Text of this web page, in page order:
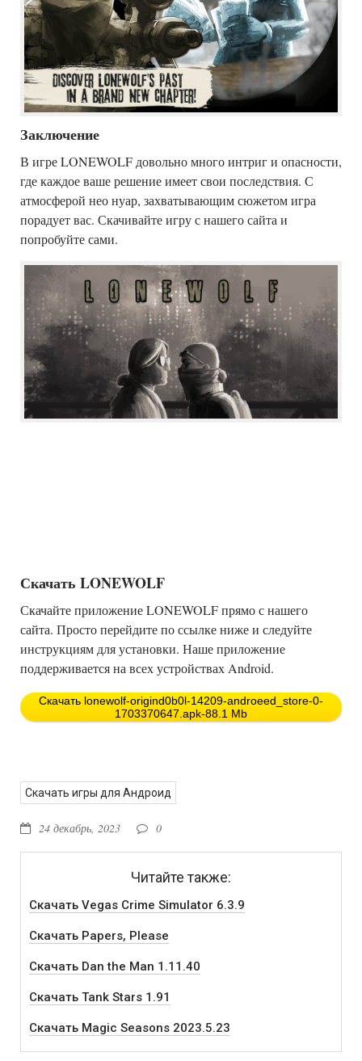
Заключение
В игре LONEWOLF довольно много интриг и опасности,
где каждое ваше решение имеет свои последствия. С
атмосферой нео нуар, захватывающим сюжетом игра
порадует вас. Скачивайте игру с нашего сайта и
попробуйте сами.
Скачать LONEWOLF
Скачайте приложение LONEWOLF прямо с нашего
сайта. Просто перейдите по ссылке ниже и следуйте
инструкциям для установки. Наше приложение
поддерживается на всех устройствах Android.
Скачать lonewolf-origind0b0l-14209-androeed_store-0-
1703370647.apk-88.1 Mb
Скачать игры для Андроид
24 декабрь, 2023 0
Читайте также:
Скачать Vegas Crime Simulator 6.3.9
Скачать Papers, Please
Скачать Dan the Man 1.11.40
Скачать Tank Stars 1.91
Скачать Magic Seasons 2023.5.23